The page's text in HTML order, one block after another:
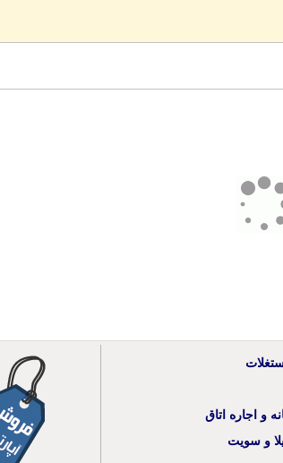
و اجاره اتاق
و سویت